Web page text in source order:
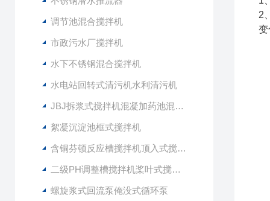
调节池混合搅拌机
市政污水厂搅拌机
水下不锈钢混合搅拌机
水电站回转式清污机水利清污机
JBJ拆浆式搅拌机混凝加药池混合型搅拌器
絮凝沉淀池框式搅拌机
含铜芬顿反应槽搅拌机顶入式搅拌器
二级PH调整槽搅拌机桨叶式搅拌器
螺旋浆式回流泵俺没式循环泵
2
变